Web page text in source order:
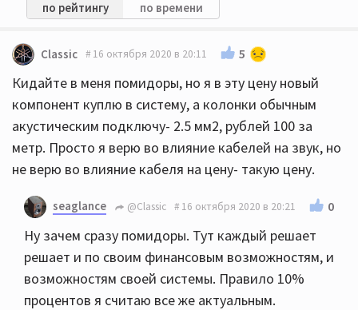
по рейтингу по времени
Classic 16 октября 2020 в 20:11 5
Кидайте в меня помидоры, но я в эту цену новый
компонент куплю в систему, а колонки обычным
акустическим подключу- 2.5 мм2, рублей 100 за
метр. Просто я верю во влияние кабелей на звук, но
не верю во влияние кабеля на цену- такую цену.
seaglance @Classic 16 октября 2020 в 20:21 0
Ну зачем сразу помидоры. Тут каждый решает
решает и по своим финансовым возможностям, и
возможностям своей системы. Правило 10%
процентов я считаю все же актуальным.